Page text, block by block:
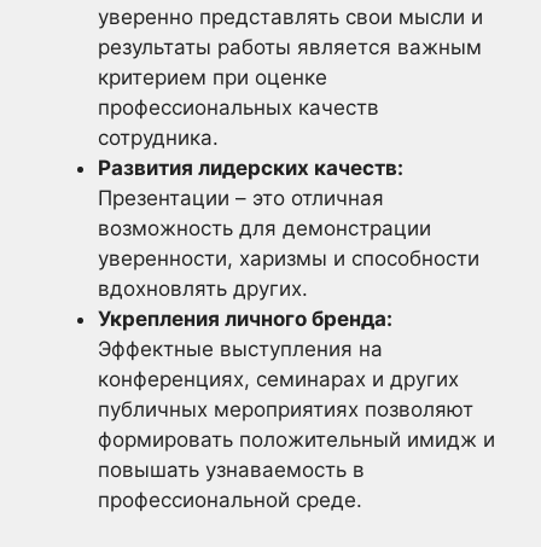
уверенно представлять свои мысли и
результаты работы является важным
критерием при оценке
профессиональных качеств
сотрудника.
Развития лидерских качеств:
Презентации – это отличная
возможность для демонстрации
уверенности, харизмы и способности
вдохновлять других.
Укрепления личного бренда:
Эффектные выступления на
конференциях, семинарах и других
публичных мероприятиях позволяют
формировать положительный имидж и
повышать узнаваемость в
профессиональной среде.